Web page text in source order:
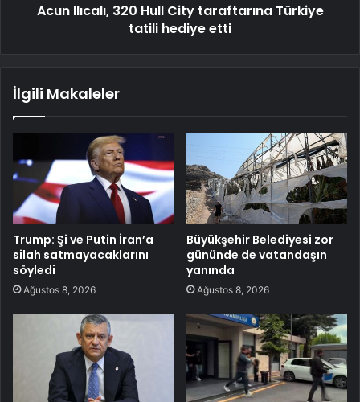
Acun Ilıcalı, 320 Hull City taraftarına Türkiye
tatili hediye etti
İlgili Makaleler
Trump: Şi ve Putin İran’a
silah satmayacaklarını
söyledi
Ağustos 8, 2026
Büyükşehir Belediyesi zor
gününde de vatandaşın
yanında
Ağustos 8, 2026